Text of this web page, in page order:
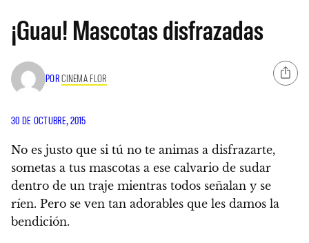
¡Guau! Mascotas disfrazadas
PORCINEMA FLOR
30 DE OCTUBRE, 2015
No es justo que si tú no te animas a disfrazarte,
sometas a tus mascotas a ese calvario de sudar
dentro de un traje mientras todos señalan y se
ríen. Pero se ven tan adorables que les damos la
bendición.